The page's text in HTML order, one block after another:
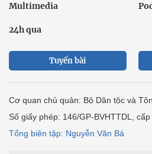
Multimedia
24h qua
Tuyến bài
Cơ quan chủ quản: Bộ Dân tộc và
Số giấy phép: 146/GP-BVHTTDL,
Tổng biên tập: Nguyễn Văn Bá